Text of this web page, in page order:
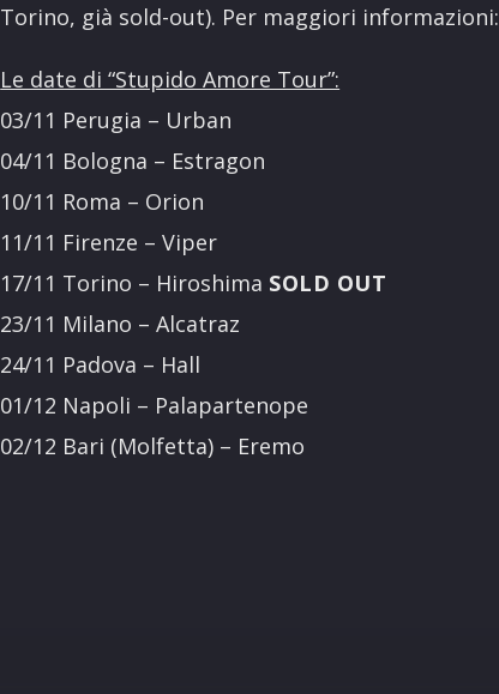
Torino, già sold-out). Per maggiori informazioni:
Le date di “Stupido Amore Tour”:
03/11 Perugia – Urban
04/11 Bologna – Estragon
10/11 Roma – Orion
11/11 Firenze – Viper
17/11 Torino – Hiroshima SOLD OUT
23/11 Milano – Alcatraz
24/11 Padova – Hall
01/12 Napoli – Palapartenope
02/12 Bari (Molfetta) – Eremo